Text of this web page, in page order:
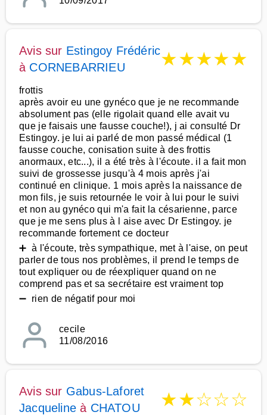
Avis sur Estingoy Frédéric
à CORNEBARRIEU ★★★★★
frottis
après avoir eu une gynéco que je ne recommande
absolument pas (elle rigolait quand elle avait vu
que je faisais une fausse couche!), j ai consulté Dr
Estingoy. je lui ai parlé de mon passé médical (1
fausse couche, conisation suite à des frottis
anormaux, etc...), il a été très à l'écoute. il a fait mon
suivi de grossesse jusqu'à 4 mois après j'ai
continué en clinique. 1 mois après la naissance de
mon fils, je suis retournée le voir à lui pour le suivi
et non au gynéco qui m'a fait la césarienne, parce
que je me sens plus à l aise avec Dr Estingoy. je
recommande fortement ce docteur
➕ à l'écoute, très sympathique, met à l'aise, on peut
parler de tous nos problèmes, il prend le temps de
tout expliquer ou de réexpliquer quand on ne
comprend pas et sa secrétaire est vraiment top
➖ rien de négatif pour moi
cecile
11/08/2016
Avis sur Gabus-Laforet
Jacqueline à CHATOU ★★☆☆☆